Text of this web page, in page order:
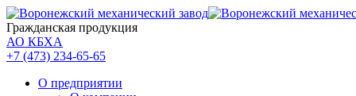
Гражданская продукция
АО КБХА
+7 (473) 234-65-65
О предприятии